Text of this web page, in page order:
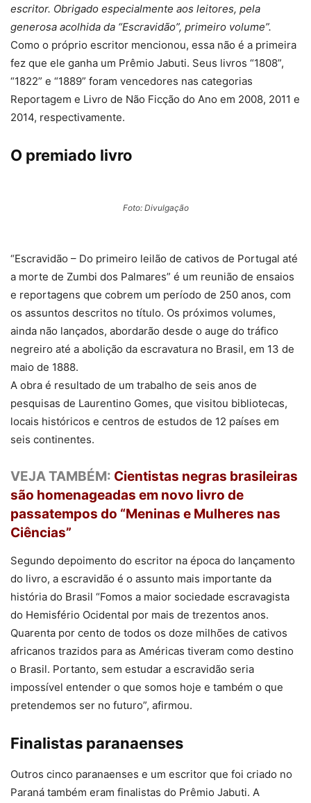
escritor. Obrigado especialmente aos leitores, pela
generosa acolhida da “Escravidão”, primeiro volume”.
Como o próprio escritor mencionou, essa não é a primeira
fez que ele ganha um Prêmio Jabuti. Seus livros “1808”,
“1822” e “1889” foram vencedores nas categorias
Reportagem e Livro de Não Ficção do Ano em 2008, 2011 e
2014, respectivamente.
O premiado livro
Foto: Divulgação
“Escravidão – Do primeiro leilão de cativos de Portugal até
a morte de Zumbi dos Palmares” é um reunião de ensaios
e reportagens que cobrem um período de 250 anos, com
os assuntos descritos no título. Os próximos volumes,
ainda não lançados, abordarão desde o auge do tráfico
negreiro até a abolição da escravatura no Brasil, em 13 de
maio de 1888.
A obra é resultado de um trabalho de seis anos de
pesquisas de Laurentino Gomes, que visitou bibliotecas,
locais históricos e centros de estudos de 12 países em
seis continentes.
VEJA TAMBÉM: Cientistas negras brasileiras
são homenageadas em novo livro de
passatempos do “Meninas e Mulheres nas
Ciências”
Segundo depoimento do escritor na época do lançamento
do livro, a escravidão é o assunto mais importante da
história do Brasil “Fomos a maior sociedade escravagista
do Hemisfério Ocidental por mais de trezentos anos.
Quarenta por cento de todos os doze milhões de cativos
africanos trazidos para as Américas tiveram como destino
o Brasil. Portanto, sem estudar a escravidão seria
impossível entender o que somos hoje e também o que
pretendemos ser no futuro”, afirmou.
Finalistas paranaenses
Outros cinco paranaenses e um escritor que foi criado no
Paraná também eram finalistas do Prêmio Jabuti. A